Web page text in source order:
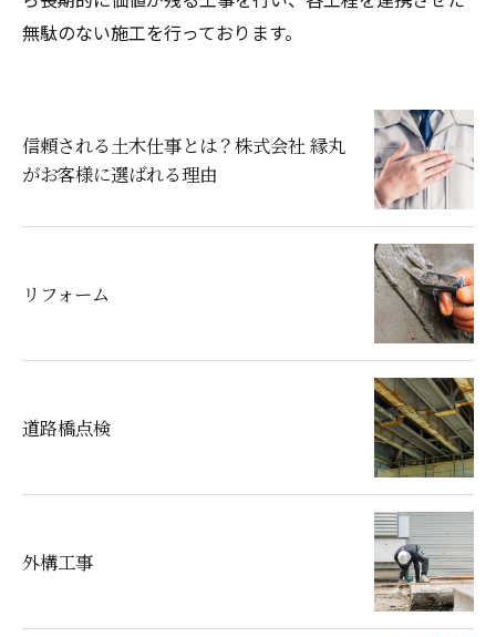
無駄のない施工を行っております。
信頼される土木仕事とは？株式会社 縁丸
がお客様に選ばれる理由
リフォーム
道路橋点検
外構工事